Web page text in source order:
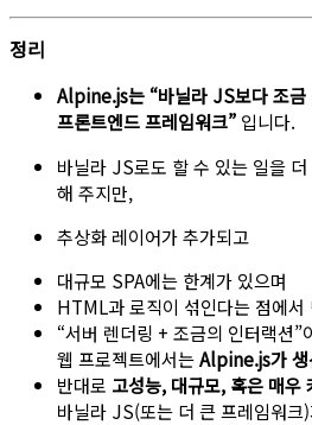
정리
Alpine.js는 “바닐라 JS보다 조금
프론트엔드 프레임워크” 입니다.
바닐라 JS로도 할 수 있는 일을
해 주지만,
추상화 레이어가 추가되고
대규모 SPA에는 한계가 있으며
HTML과 로직이 섞인다는 점에서
“서버 렌더링 + 조금의 인터랙션”
웹 프로젝트에서는Alpine.js가 생
반대로 고성능, 대규모, 혹은 매우
바닐라 JS(또는 더 큰 프레임워크